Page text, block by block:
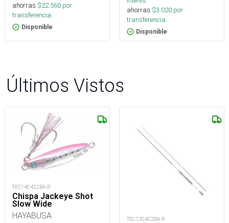
ahorras $22.560 por
transferencia.
Disponible
ahorras $3.020 por
transferencia.
Disponible
Últimos Vistos
TEC140422BA-R
Chispa Jackeye Shot
Slow Wide
HAYABUSA TEC130402BA-R